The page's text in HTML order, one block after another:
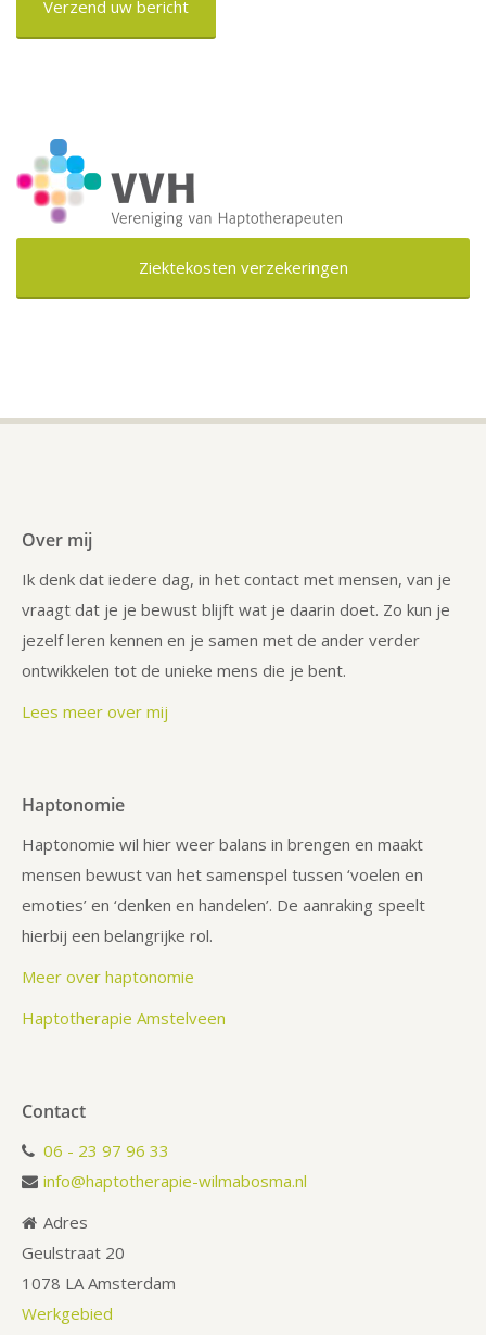
Ziektekosten verzekeringen
Over mij
Ik denk dat iedere dag, in het contact met mensen, van je
vraagt dat je je bewust blijft wat je daarin doet. Zo kun je
jezelf leren kennen en je samen met de ander verder
ontwikkelen tot de unieke mens die je bent.
Lees meer over mij
Haptonomie
Haptonomie wil hier weer balans in brengen en maakt
mensen bewust van het samenspel tussen ‘voelen en
emoties’ en ‘denken en handelen’. De aanraking speelt
hierbij een belangrijke rol.
Meer over haptonomie
Haptotherapie Amstelveen
Contact
06 - 23 97 96 33
info@haptotherapie-wilmabosma.nl
Adres
Geulstraat 20
1078 LA Amsterdam
Werkgebied